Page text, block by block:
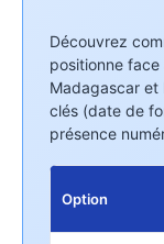
Découvrez
positionne
Madagascar et
clés (date de
présence
Option